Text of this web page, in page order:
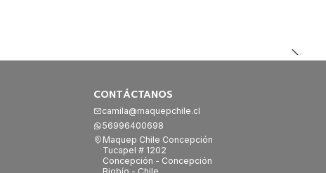
CONTÁCTANOS
camila@maquepchile.cl
56996400698
Maquep Chile Concepción
Tucapel # 1202
Concepción - Concepción